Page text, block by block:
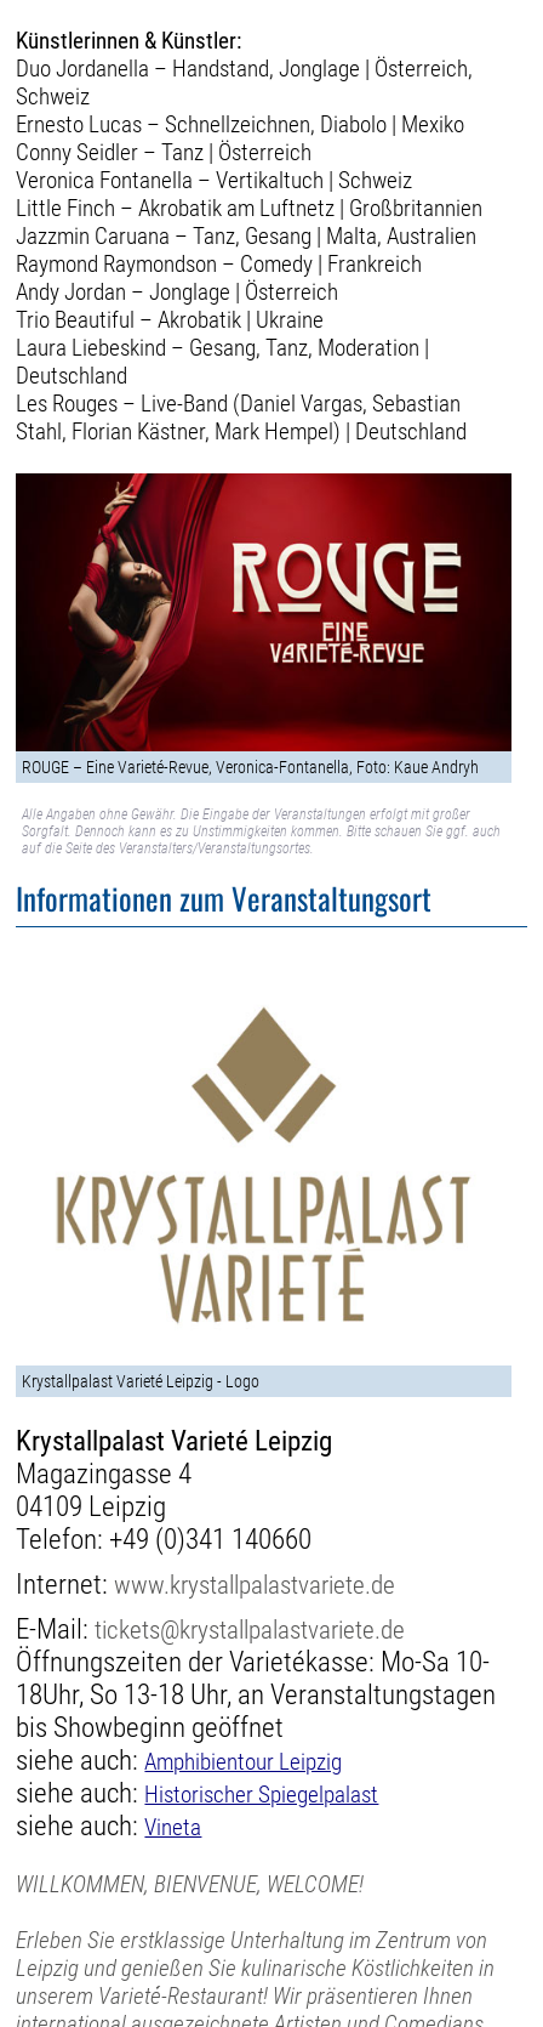
Künstlerinnen & Künstler:
Duo Jordanella – Handstand, Jonglage | Österreich,
Schweiz
Ernesto Lucas – Schnellzeichnen, Diabolo | Mexiko
Conny Seidler – Tanz | Österreich
Veronica Fontanella – Vertikaltuch | Schweiz
Little Finch – Akrobatik am Luftnetz | Großbritannien
Jazzmin Caruana – Tanz, Gesang | Malta, Australien
Raymond Raymondson – Comedy | Frankreich
Andy Jordan – Jonglage | Österreich
Trio Beautiful – Akrobatik | Ukraine
Laura Liebeskind – Gesang, Tanz, Moderation |
Deutschland
Les Rouges – Live-Band (Daniel Vargas, Sebastian
Stahl, Florian Kästner, Mark Hempel) | Deutschland
ROUGE – Eine Varieté-Revue, Veronica-Fontanella, Foto: Kaue Andryh
Alle Angaben ohne Gewähr. Die Eingabe der Veranstaltungen erfolgt mit großer
Sorgfalt. Dennoch kann es zu Unstimmigkeiten kommen. Bitte schauen Sie ggf. auch
auf die Seite des Veranstalters/Veranstaltungsortes.
Informationen zum Veranstaltungsort
Krystallpalast Varieté Leipzig - Logo
Krystallpalast Varieté Leipzig
Magazingasse 4
04109 Leipzig
Telefon: +49 (0)341 140660
Internet:www.krystallpalastvariete.de
E-Mail:tickets@krystallpalastvariete.de
Öffnungszeiten der Varietékasse: Mo-Sa 10-
18Uhr, So 13-18 Uhr, an Veranstaltungstagen
bis Showbeginn geöffnet
siehe auch:Amphibientour Leipzig
siehe auch: Historischer Spiegelpalast
siehe auch:Vineta
WILLKOMMEN, BIENVENUE, WELCOME!
Erleben Sie erstklassige Unterhaltung im Zentrum von
Leipzig und genießen Sie kulinarische Köstlichkeiten in
unserem Varieté-Restaurant! Wir präsentieren Ihnen